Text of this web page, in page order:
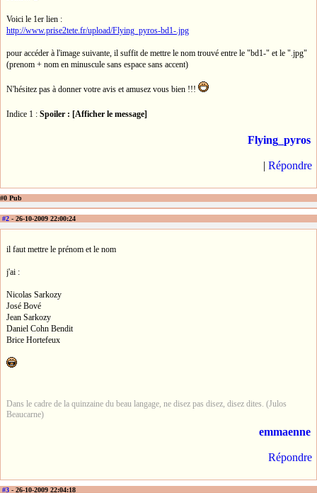
Voici le 1er lien :
http://www.prise2tete.fr/upload/Flying_pyros-bd1-.jpg
pour accéder à l'image suivante, il suffit de mettre le nom trouvé entre le "bd1-" et le ".jpg"
(prenom + nom en minuscule sans espace sans accent)
N'hésitez pas à donner votre avis et amusez vous bien !!!
Indice 1 : Spoiler : [Afficher le message]
Flying_pyros
| Répondre
#0 Pub
#2 - 26-10-2009 22:00:24
il faut mettre le prénom et le nom
j'ai :
Nicolas Sarkozy
José Bové
Jean Sarkozy
Daniel Cohn Bendit
Brice Hortefeux
Dans le cadre de la quinzaine du beau langage, ne disez pas disez, disez dites. (Julos
Beaucarne)
emmaenne
Répondre
#3 - 26-10-2009 22:04:18